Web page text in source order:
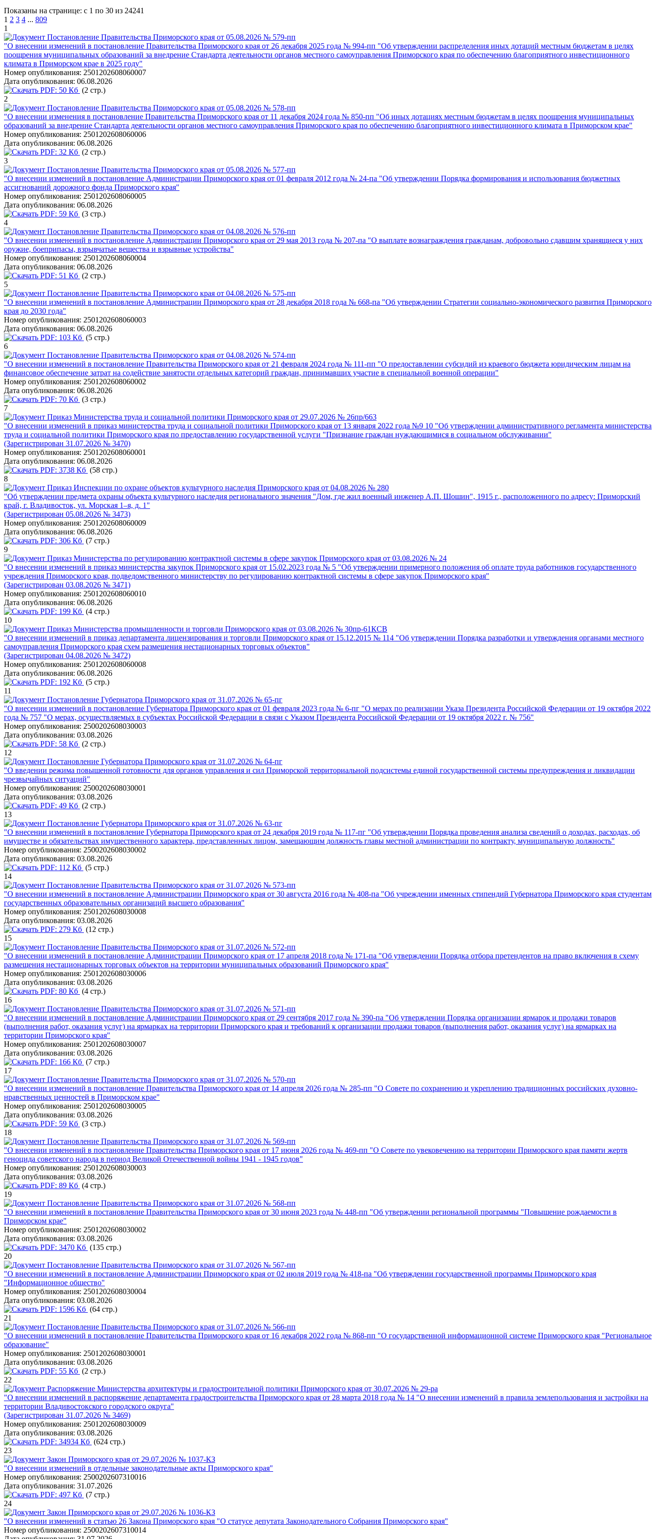
Показаны на странице: с 1 по 30 из 24241
1 2 3 4 ... 809
1
Постановление Правительства Приморского края от 05.08.2026 № 579-пп
"О внесении изменений в постановление Правительства Приморского края от 26 декабря 2025 года № 994-пп "Об утверждении распределения иных дотаций местным бюджетам в целях
поощрения муниципальных образований за внедрение Стандарта деятельности органов местного самоуправления Приморского края по обеспечению благоприятного инвестиционного
климата в Приморском крае в 2025 году"
Номер опубликования: 2501202608060007
Дата опубликования: 06.08.2026
PDF: 50 Кб (2 стр.)
2
Постановление Правительства Приморского края от 05.08.2026 № 578-пп
"О внесении изменения в постановление Правительства Приморского края от 11 декабря 2024 года № 850-пп "Об иных дотациях местным бюджетам в целях поощрения муниципальных
образований за внедрение Стандарта деятельности органов местного самоуправления Приморского края по обеспечению благоприятного инвестиционного климата в Приморском крае"
Номер опубликования: 2501202608060006
Дата опубликования: 06.08.2026
PDF: 32 Кб (2 стр.)
3
Постановление Правительства Приморского края от 05.08.2026 № 577-пп
"О внесении изменений в постановление Администрации Приморского края от 01 февраля 2012 года № 24-па "Об утверждении Порядка формирования и использования бюджетных
ассигнований дорожного фонда Приморского края"
Номер опубликования: 2501202608060005
Дата опубликования: 06.08.2026
PDF: 59 Кб (3 стр.)
4
Постановление Правительства Приморского края от 04.08.2026 № 576-пп
"О внесении изменений в постановление Администрации Приморского края от 29 мая 2013 года № 207-па "О выплате вознаграждения гражданам, добровольно сдавшим хранящиеся у них
оружие, боеприпасы, взрывчатые вещества и взрывные устройства"
Номер опубликования: 2501202608060004
Дата опубликования: 06.08.2026
PDF: 51 Кб (2 стр.)
5
Постановление Правительства Приморского края от 04.08.2026 № 575-пп
"О внесении изменений в постановление Администрации Приморского края от 28 декабря 2018 года № 668-па "Об утверждении Стратегии социально-экономического развития Приморского
края до 2030 года"
Номер опубликования: 2501202608060003
Дата опубликования: 06.08.2026
PDF: 103 Кб (5 стр.)
6
Постановление Правительства Приморского края от 04.08.2026 № 574-пп
"О внесении изменений в постановление Правительства Приморского края от 21 февраля 2024 года № 111-пп "О предоставлении субсидий из краевого бюджета юридическим лицам на
финансовое обеспечение затрат на содействие занятости отдельных категорий граждан, принимавших участие в специальной военной операции"
Номер опубликования: 2501202608060002
Дата опубликования: 06.08.2026
PDF: 70 Кб (3 стр.)
7
Приказ Министерства труда и социальной политики Приморского края от 29.07.2026 № 26пр/663
"О внесении изменений в приказ министерства труда и социальной политики Приморского края от 13 января 2022 года №9 10 "Об утверждении административного регламента министерства
труда и социальной политики Приморского края по предоставлению государственной услуги "Признание граждан нуждающимися в социальном обслуживании"
(Зарегистрирован 31.07.2026 № 3470)
Номер опубликования: 2501202608060001
Дата опубликования: 06.08.2026
PDF: 3738 Кб (58 стр.)
8
Приказ Инспекции по охране объектов культурного наследия Приморского края от 04.08.2026 № 280
"Об утверждении предмета охраны объекта культурного наследия регионального значения "Дом, где жил военный инженер А.П. Шошин", 1915 г., расположенного по адресу: Приморский
край, г. Владивосток, ул. Морская 1–я, д. 1"
(Зарегистрирован 05.08.2026 № 3473)
Номер опубликования: 2501202608060009
Дата опубликования: 06.08.2026
PDF: 306 Кб (7 стр.)
9
Приказ Министерства по регулированию контрактной системы в сфере закупок Приморского края от 03.08.2026 № 24
"О внесении изменений в приказ министерства закупок Приморского края от 15.02.2023 года № 5 "Об утверждении примерного положения об оплате труда работников государственного
учреждения Приморского края, подведомственного министерству по регулированию контрактной системы в сфере закупок Приморского края"
(Зарегистрирован 03.08.2026 № 3471)
Номер опубликования: 2501202608060010
Дата опубликования: 06.08.2026
PDF: 199 Кб (4 стр.)
10
Приказ Министерства промышленности и торговли Приморского края от 03.08.2026 № 30пр-61КСВ
"О внесении изменений в приказ департамента лицензирования и торговли Приморского края от 15.12.2015 № 114 "Об утверждении Порядка разработки и утверждения органами местного
самоуправления Приморского края схем размещения нестационарных торговых объектов"
(Зарегистрирован 04.08.2026 № 3472)
Номер опубликования: 2501202608060008
Дата опубликования: 06.08.2026
PDF: 192 Кб (5 стр.)
11
Постановление Губернатора Приморского края от 31.07.2026 № 65-пг
"O внесении изменений в постановление Губернатора Приморского края от 01 февраля 2023 года № 6-пг "О мерах по реализации Указа Президента Российской Федерации от 19 октября 2022
года № 757 "О мерах, осуществляемых в субъектах Российской Федерации в связи с Указом Президента Российской Федерации от 19 октября 2022 г. № 756"
Номер опубликования: 2500202608030003
Дата опубликования: 03.08.2026
PDF: 58 Кб (2 стр.)
12
Постановление Губернатора Приморского края от 31.07.2026 № 64-пг
"О введении режима повышенной готовности для органов управления и сил Приморской территориальной подсистемы единой государственной системы предупреждения и ликвидации
чрезвычайных ситуаций"
Номер опубликования: 2500202608030001
Дата опубликования: 03.08.2026
PDF: 49 Кб (2 стр.)
13
Постановление Губернатора Приморского края от 31.07.2026 № 63-пг
"О внесении изменений в постановление Губернатора Приморского края от 24 декабря 2019 года № 117-пг "Об утверждении Порядка проведения анализа сведений о доходах, расходах, об
имуществе и обязательствах имущественного характера, представленных лицом, замещающим должность главы местной администрации по контракту, муниципальную должность"
Номер опубликования: 2500202608030002
Дата опубликования: 03.08.2026
PDF: 112 Кб (5 стр.)
14
Постановление Правительства Приморского края от 31.07.2026 № 573-пп
"О внесении изменений в постановление Администрации Приморского края от 30 августа 2016 года № 408-па "Об учреждении именных стипендий Губернатора Приморского края студентам
государственных образовательных организаций высшего образования"
Номер опубликования: 2501202608030008
Дата опубликования: 03.08.2026
PDF: 279 Кб (12 стр.)
15
Постановление Правительства Приморского края от 31.07.2026 № 572-пп
"О внесении изменений в постановление Администрации Приморского края от 17 апреля 2018 года № 171-па "Об утверждении Порядка отбора претендентов на право включения в схему
размещения нестационарных торговых объектов на территории муниципальных образований Приморского края"
Номер опубликования: 2501202608030006
Дата опубликования: 03.08.2026
PDF: 80 Кб (4 стр.)
16
Постановление Правительства Приморского края от 31.07.2026 № 571-пп
"О внесении изменений в постановление Администрации Приморского края от 29 сентября 2017 года № 390-па "Об утверждении Порядка организации ярмарок и продажи товаров
(выполнения работ, оказания услуг) на ярмарках на территории Приморского края и требований к организации продажи товаров (выполнения работ, оказания услуг) на ярмарках на
территории Приморского края"
Номер опубликования: 2501202608030007
Дата опубликования: 03.08.2026
PDF: 166 Кб (7 стр.)
17
Постановление Правительства Приморского края от 31.07.2026 № 570-пп
"О внесении изменений в постановление Правительства Приморского края от 14 апреля 2026 года № 285-пп "О Совете по сохранению и укреплению традиционных российских духовно-
нравственных ценностей в Приморском крае"
Номер опубликования: 2501202608030005
Дата опубликования: 03.08.2026
PDF: 59 Кб (3 стр.)
18
Постановление Правительства Приморского края от 31.07.2026 № 569-пп
"О внесении изменений в постановление Правительства Приморского края от 17 июня 2026 года № 469-пп "О Совете по увековечению на территории Приморского края памяти жертв
геноцида советского народа в период Великой Отечественной войны 1941 - 1945 годов"
Номер опубликования: 2501202608030003
Дата опубликования: 03.08.2026
PDF: 89 Кб (4 стр.)
19
Постановление Правительства Приморского края от 31.07.2026 № 568-пп
"О внесении изменений в постановление Правительства Приморского края от 30 июня 2023 года № 448-пп "Об утверждении региональной программы "Повышение рождаемости в
Приморском крае"
Номер опубликования: 2501202608030002
Дата опубликования: 03.08.2026
PDF: 3470 Кб (135 стр.)
20
Постановление Правительства Приморского края от 31.07.2026 № 567-пп
"О внесении изменений в постановление Администрации Приморского края от 02 июля 2019 года № 418-па "Об утверждении государственной программы Приморского края
"Информационное общество"
Номер опубликования: 2501202608030004
Дата опубликования: 03.08.2026
PDF: 1596 Кб (64 стр.)
21
Постановление Правительства Приморского края от 31.07.2026 № 566-пп
"О внесении изменений в постановление Правительства Приморского края от 16 декабря 2022 года № 868-пп "О государственной информационной системе Приморского края "Региональное
образование"
Номер опубликования: 2501202608030001
Дата опубликования: 03.08.2026
PDF: 55 Кб (2 стр.)
22
Распоряжение Министерства архитектуры и градостроительной политики Приморского края от 30.07.2026 № 29-ра
"О внесении изменений в распоряжение департамента градостроительства Приморского края от 28 марта 2018 года № 14 "О внесении изменений в правила землепользования и застройки на
территории Владивостокского городского округа"
(Зарегистрирован 31.07.2026 № 3469)
Номер опубликования: 2501202608030009
Дата опубликования: 03.08.2026
PDF: 34934 Кб (624 стр.)
23
Закон Приморского края от 29.07.2026 № 1037-КЗ
"О внесении изменений в отдельные законодательные акты Приморского края"
Номер опубликования: 2500202607310016
Дата опубликования: 31.07.2026
PDF: 497 Кб (7 стр.)
24
Закон Приморского края от 29.07.2026 № 1036-КЗ
"О внесении изменений в статью 26 Закона Приморского края "О статусе депутата Законодательного Собрания Приморского края"
Номер опубликования: 2500202607310014